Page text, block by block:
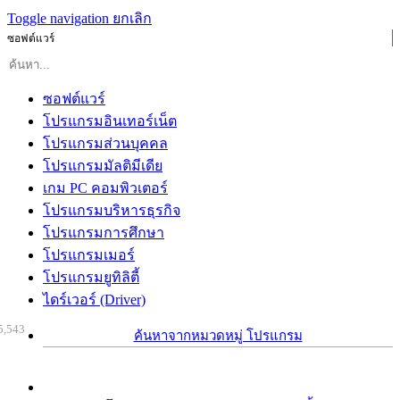
Toggle navigation ยกเลิก
ซอฟต์แวร์
ซอฟต์แวร์
โปรแกรมอินเทอร์เน็ต
โปรแกรมส่วนบุคคล
โปรแกรมมัลติมีเดีย
เกม PC คอมพิวเตอร์
โปรแกรมบริหารธุรกิจ
โปรแกรมการศึกษา
โปรแกรมเมอร์
โปรแกรมยูทิลิตี้
ไดร์เวอร์ (Driver)
ค้นหาจากหมวดหมู่ โปรแกรม